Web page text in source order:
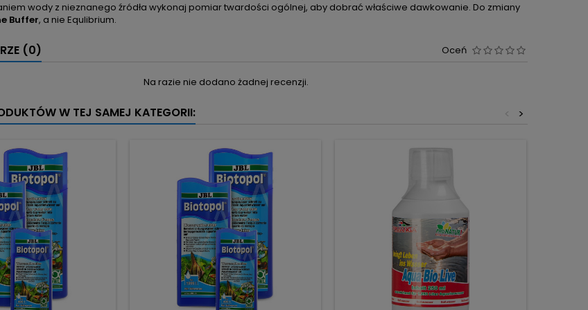
wody z nieznanego źródła wykonaj pomiar twardości ogólnej, aby dobrać właściwe dawkowanie. Do zmiany
Buffer, a nie Equlibrium.
(0) Oceń
Na razie nie dodano żadnej recenzji.
W TEJ SAMEJ KATEGORII: >
<